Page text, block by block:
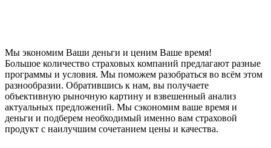
Мы экономим Ваши деньги и ценим Ваше время!
Большое количество страховых компаний предлагают разные
программы и условия. Мы поможем разобраться во всём этом
разнообразии. Обратившись к нам, вы получаете
объективную рыночную картину и взвешенный анализ
актуальных предложений. Мы сэкономим ваше время и
деньги и подберем необходимый именно вам страховой
продукт с наилучшим сочетанием цены и качества.